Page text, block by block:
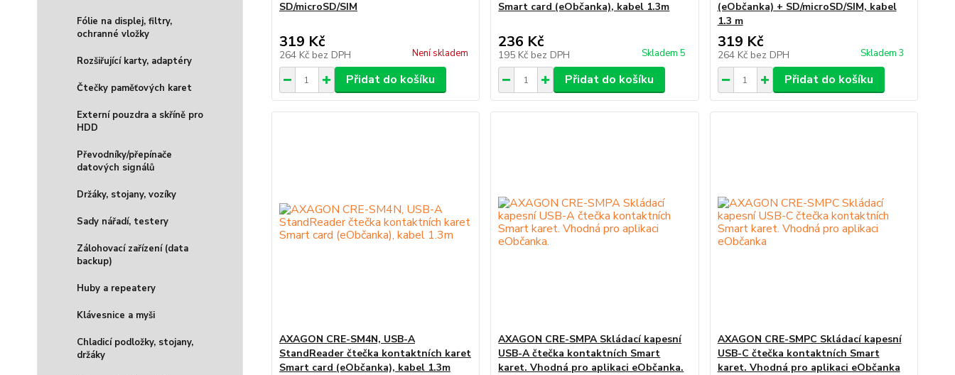
Fólie na displej, filtry,
ochranné vložky
Rozšiřující karty, adaptéry
Čtečky paměťových karet
Externí pouzdra a skříně pro
HDD
Převodníky/přepínače
datových signálů
Držáky, stojany, vozíky
Sady nářadí, testery
Zálohovací zařízení (data
backup)
Huby a repeatery
Klávesnice a myši
Chladicí podložky, stojany,
držáky
SD/microSD/SIM
319 Kč
264 Kč bez DPH Není skladem
Přidat do košíku
Smart card (eObčanka), kabel 1.3m
236 Kč
195 Kč bez DPH Skladem 5
Přidat do košíku
(eObčanka) + SD/microSD/SIM, kabel
1.3 m
319 Kč
264 Kč bez DPH Skladem 3
Přidat do košíku
AXAGON CRE-SM4N, USB-A
StandReader čtečka kontaktních karet
Smart card (eObčanka), kabel 1.3m
AXAGON CRE-SMPA Skládací kapesní
USB-A čtečka kontaktních Smart
karet. Vhodná pro aplikaci eObčanka.
AXAGON CRE-SMPC Skládací kapesní
USB-C čtečka kontaktních Smart
karet. Vhodná pro aplikaci eObčanka